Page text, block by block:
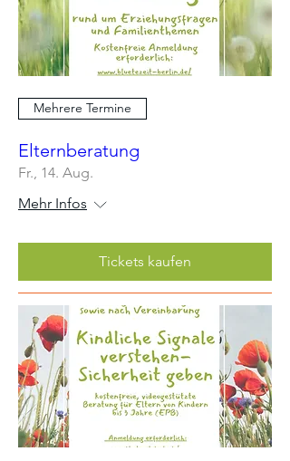
Mehrere Termine
Elternberatung
Fr., 14. Aug.
Mehr Infos
Tickets kaufen